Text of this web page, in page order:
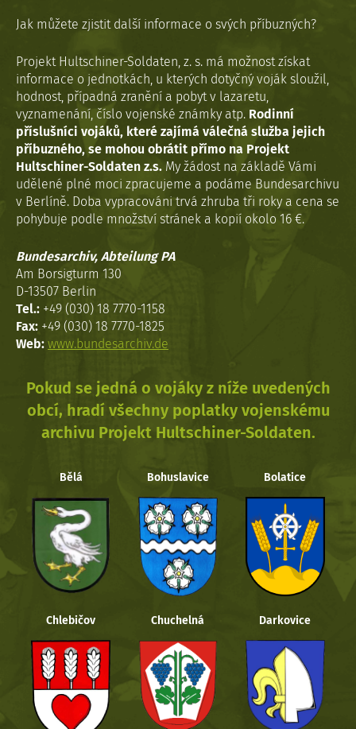
Jak můžete zjistit další informace o svých příbuzných?
Projekt Hultschiner-Soldaten, z. s. má možnost získat
informace o jednotkách, u kterých dotyčný voják sloužil,
hodnost, případná zranění a pobyt v lazaretu,
vyznamenání, číslo vojenské známky atp. Rodinní
příslušníci vojáků, které zajímá válečná služba jejich
příbuzného, se mohou obrátit přímo na Projekt
Hultschiner-Soldaten z.s. My žádost na základě Vámi
udělené plné moci zpracujeme a podáme Bundesarchivu
v Berlíně. Doba vypracováni trvá zhruba tři roky a cena se
pohybuje podle množství stránek a kopií okolo 16 €.
Bundesarchiv, Abteilung PA
Am Borsigturm 130
D-13507 Berlin
Tel.: +49 (030) 18 7770-1158
Fax: +49 (030) 18 7770-1825
Web: www.bundesarchiv.de
Pokud se jedná o vojáky z níže uvedených
obcí, hradí všechny poplatky vojenskému
archivu Projekt Hultschiner-Soldaten.
Bělá Bohuslavice Bolatice
Chlebičov Chuchelná Darkovice